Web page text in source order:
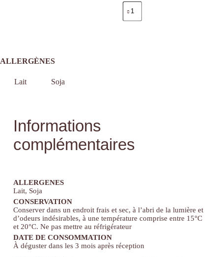
quantité
de
Tablette
ALLERGÈNES
Lait Soja
Informations
complémentaires
ALLERGENES
Lait, Soja
CONSERVATION
Conserver dans un endroit frais et sec, à l’abri de la lumière et
d’odeurs indésirables, à une température comprise entre 15°C
et 20°C. Ne pas mettre au réfrigérateur
DATE DE CONSOMMATION
À déguster dans les 3 mois après réception